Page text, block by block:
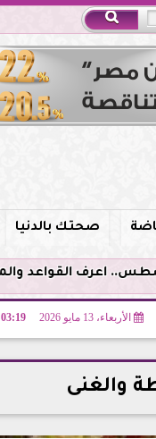
صحتك بالدنيا
الأربعاء، 13 مايو 2026 03:19 مـ
والغنى